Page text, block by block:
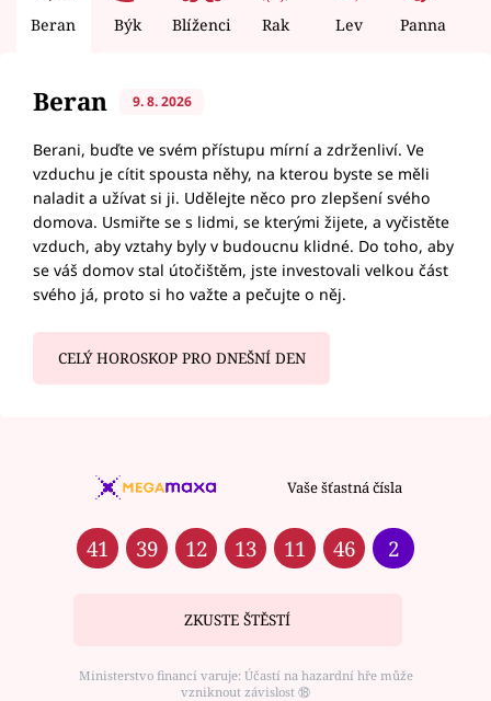
Beran Býk Blíženci Rak Lev Panna
Beran 9. 8. 2026
Berani, buďte ve svém přístupu mírní a zdrženliví. Ve
vzduchu je cítit spousta něhy, na kterou byste se měli
naladit a užívat si ji. Udělejte něco pro zlepšení svého
domova. Usmiřte se s lidmi, se kterými žijete, a vyčistěte
vzduch, aby vztahy byly v budoucnu klidné. Do toho, aby
se váš domov stal útočištěm, jste investovali velkou část
svého já, proto si ho važte a pečujte o něj.
CELÝ HOROSKOP PRO DNEŠNÍ DEN
Vaše šťastná čísla
41 39 12 13 11 46 2
ZKUSTE ŠTĚSTÍ
Ministerstvo financí varuje: Účastí na hazardní hře může
vzniknout závislost ⑱